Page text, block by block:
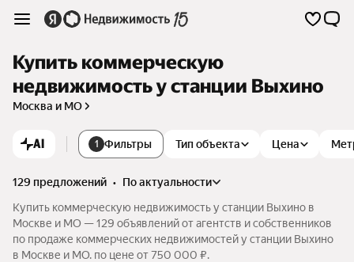
Купить коммерческую
недвижимость у станции Выхино
Москва и МО
AI 1 Фильтры Тип объекта Цена
129 предложений •
по актуальности
Купить коммерческую недвижимость у станции Выхино в
Москве и МО — 129 объявлений от агентств и собственников
по продаже коммерческих недвижимостей у станции Выхино
в Москве и МО. по цене от 750 000 ₽.